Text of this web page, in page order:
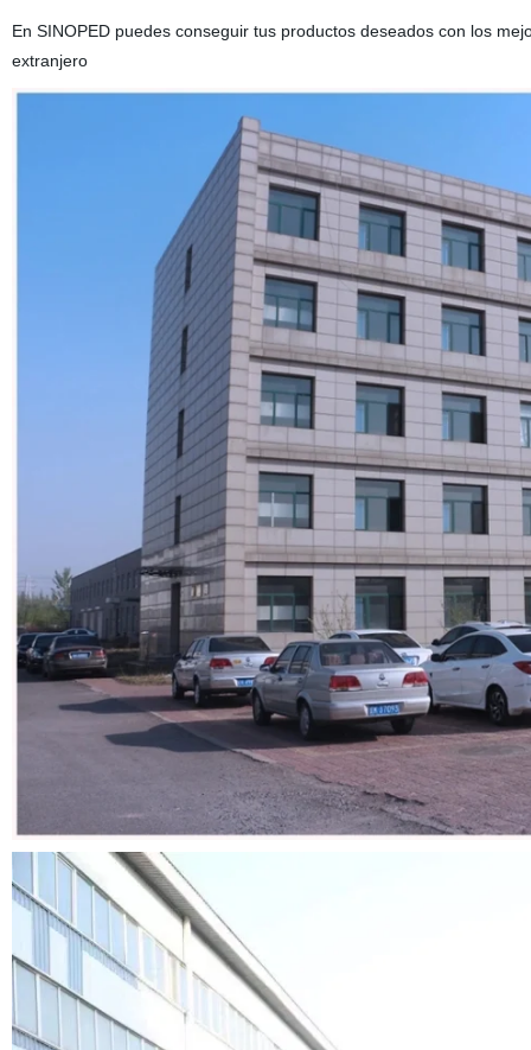
En SINOPED puedes conseguir tus productos deseados con los
extranjero